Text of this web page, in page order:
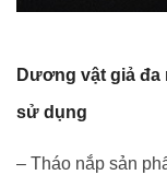
Dương vật giả đa
sử dụng
– Tháo nắp sản